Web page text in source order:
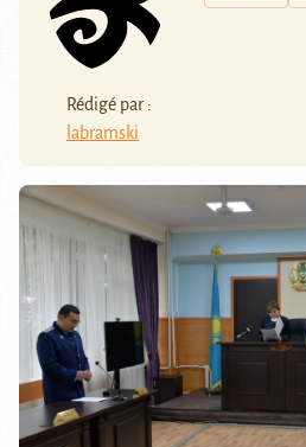
Rédigé par :
labramski